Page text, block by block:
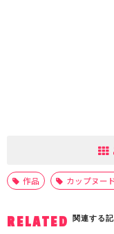
作品 カップヌー
RELATED 関連する